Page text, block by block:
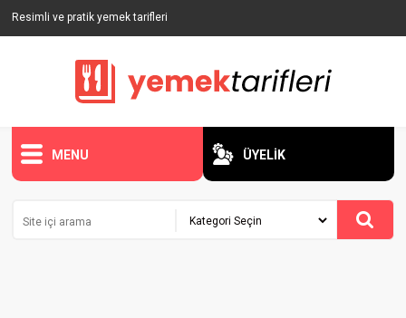
Resimli ve pratik yemek tarifleri
MENU ÜYELİK